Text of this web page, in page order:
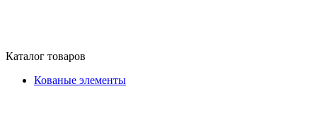
Каталог товаров
Кованые элементы